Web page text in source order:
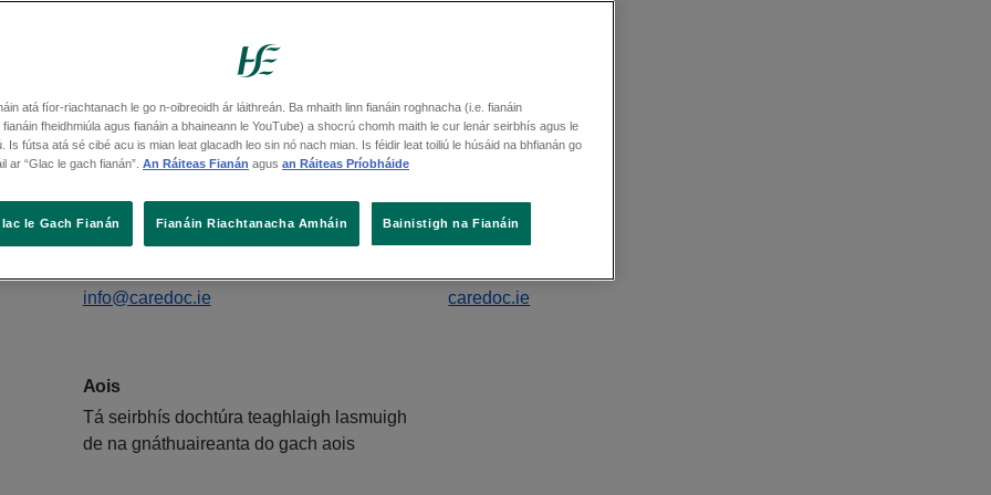
Ross
Ross, Wexford, Y34 WY18
Google
info@caredoc.ie
caredoc.ie
Aois
Tá seirbhís dochtúra teaghlaigh lasmuigh
de na gnáthuaireanta do gach aois
atá fíor-riachtanach le go n-oibreoidh ár láithreán. Ba mhaith linn fianáin roghnacha (i.e. fianáin
fheidhmiúla agus fianáin a bhaineann le YouTube) a shocrú chomh maith le cur lenár seirbhís agus le
Is fútsa atá sé cibé acu is mian leat glacadh leo sin nó nach mian. Is féidir leat toiliú le húsáid na bhfianán go
ar “Glac le gach fianán”. An Ráiteas Fianán agus an Ráiteas Príobháide
Bainistigh na Fianáin
Fianáin Riachtanacha Amháin
le Gach Fianán